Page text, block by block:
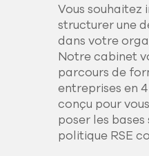
Vous souhaitez
structurer une
dans votre
Notre cabinet
parcours de
entreprises en
conçu pour
poser les bases
politique RSE